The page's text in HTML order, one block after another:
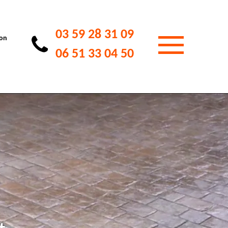
03 59 28 31 09
06 51 33 04 50